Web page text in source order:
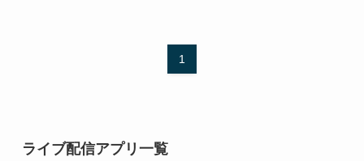
1
ライブ配信アプリ一覧